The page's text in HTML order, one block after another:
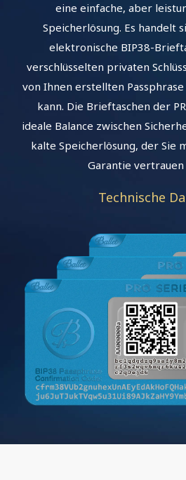
eine einfache, aber
Speicherlösung. Es handelt
elektronische BIP38-
verschlüsselten privaten
von Ihnen erstellten
kann. Die Brieftaschen der
ideale Balance zwischen
kalte Speicherlösung, der Sie
Garantie vertrauen
Technische